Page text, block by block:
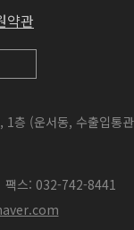
약관
1층 (운서동, 수출입통
팩스: 032-742-8441